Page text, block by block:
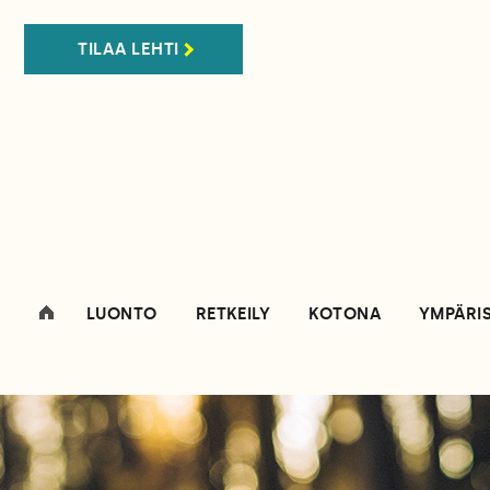
TILAA LEHTI
LUONTO RETKEILY KOTONA